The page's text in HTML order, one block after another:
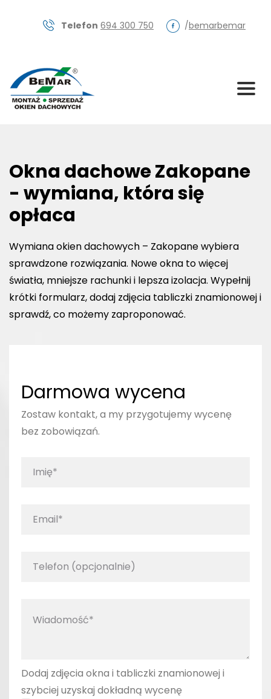
Telefon 694 300 750 /bemarbemar
Okna dachowe Zakopane
- wymiana, która się
opłaca
Wymiana okien dachowych – Zakopane wybiera
sprawdzone rozwiązania. Nowe okna to więcej
światła, mniejsze rachunki i lepsza izolacja. Wypełnij
krótki formularz, dodaj zdjęcia tabliczki znamionowej i
sprawdź, co możemy zaproponować.
Darmowa wycena
Zostaw kontakt, a my przygotujemy wycenę
bez zobowiązań.
Dodaj zdjęcia okna i tabliczki znamionowej i
szybciej uzyskaj dokładną wycenę